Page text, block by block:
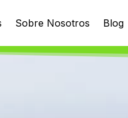
Sobre Nosotros Blog